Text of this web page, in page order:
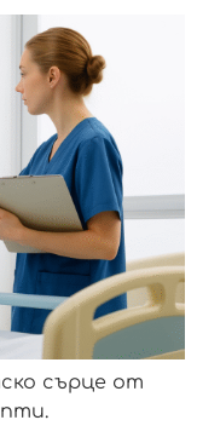
сърце от